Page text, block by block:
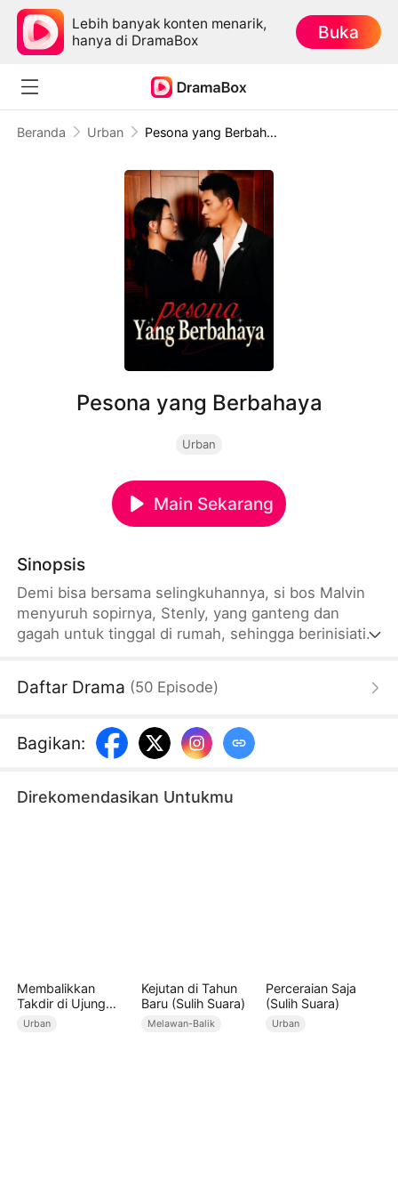
Lebih banyak konten menarik,
hanya di DramaBox
Buka
Beranda Urban Pesona yang Berbahaya
Pesona yang Berbahaya
Urban
Main Sekarang
Sinopsis
Demi bisa bersama selingkuhannya, si bos Malvin
menyuruh sopirnya, Stenly, yang ganteng dan
gagah untuk tinggal di rumah, sehingga berinisiatif
dapat meninggalkan istrinya itu tanpa dituduh
Sementara itu, Stenly juga menyadari bahwa
sebagai manusia haruslah hidup dengan benar dan
Daftar Drama (50 Episode)
Bagikan:
Direkomendasikan Untukmu
Membalikkan
Takdir di Ujung
Waktu (Sulih Suara)
Urban
Kejutan di Tahun
Baru (Sulih Suara)
Melawan-Balik
Perceraian Saja
(Sulih Suara)
Urban